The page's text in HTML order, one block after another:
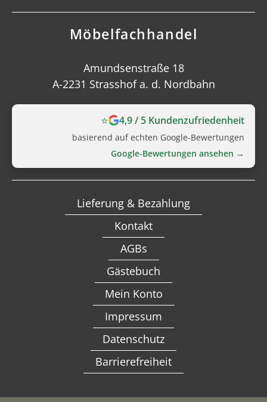
Möbelfachhandel
Amundsenstraße 18
A-2231 Strasshof a. d. Nordbahn
⭐ 4,9 / 5 Kundenzufriedenheit
basierend auf echten Google‑Bewertungen
Google‑Bewertungen ansehen →
Lieferung & Bezahlung
Kontakt
AGBs
Gästebuch
Mein Konto
Impressum
Datenschutz
Barrierefreiheit